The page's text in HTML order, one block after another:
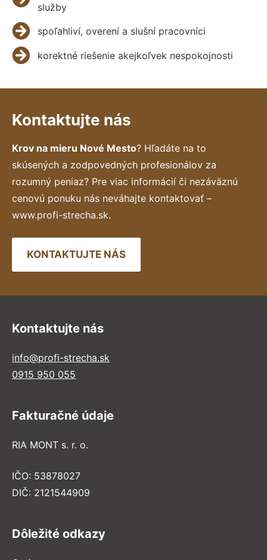
služby
spoľahliví, overení a slušní pracovníci
korektné riešenie akejkoľvek nespokojnosti
Kontaktujte nás
Krov na mieru Nové Mesto? Hľadáte na to
skúsených a zodpovedných profesionálov za
rozumný peniaz? Pre viac informácií či nezáväznú
cenovú ponuku nás neváhajte kontaktovať –
www.profi-strecha.sk.
KONTAKTUJTE NÁS
Kontaktujte nás
info@profi-strecha.sk
0915 950 055
Fakturačné údaje
RIA MONT s. r. o.
IČO: 53878027
DIČ: 2121544909
Dôležité odkazy